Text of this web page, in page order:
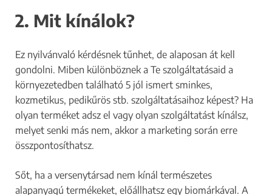
2. Mit kínálok?
Ez nyilvánvaló kérdésnek tűnhet, de alaposan át kell
gondolni. Miben különböznek a Te szolgáltatásaid a
környezetedben található 5 jól ismert sminkes,
kozmetikus, pedikűrös stb. szolgáltatásaihoz képest? Ha
olyan terméket adsz el vagy olyan szolgáltatást kínálsz,
melyet senki más nem, akkor a marketing során erre
összpontosíthatsz.
Sőt, ha a versenytársad nem kínál természetes
alapanyagú termékeket, előállhatsz egy biomárkával. A